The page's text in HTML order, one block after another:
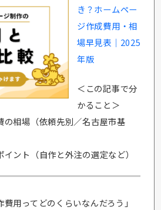
き？ホームペー
ジ作成費用・相
場早見表｜2025
年版
＜この記事で分
かること＞
の相場（依頼先別／名古屋市基
イント（自作と外注の選定など）
費用ってどのくらいなんだろう」